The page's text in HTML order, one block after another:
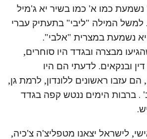
נשמעת כמו א' כמו בשיר יא ג'מיל
למשל המילה "ליבי" בתעתיק עברי
נשמעת במצרית "אלבי".
מבצרה ובגדד היו סוחרים,
דין ובנקאים. לדעתי הם היו
הם עזבו ראשונים ללונדון, לרמת גן,
. ברבות הימים ננטש קפה בגדד
לישראל יצאנו מטפליצ'ה צ'כיה,